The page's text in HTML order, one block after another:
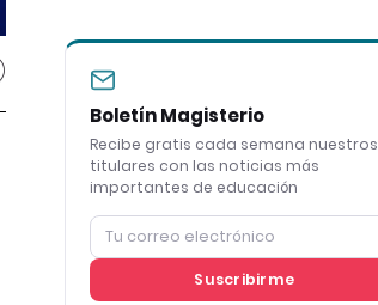
Boletín Magisterio
Recibe gratis cada semana nuestros
titulares con las noticias más
importantes de educación
Suscribirme